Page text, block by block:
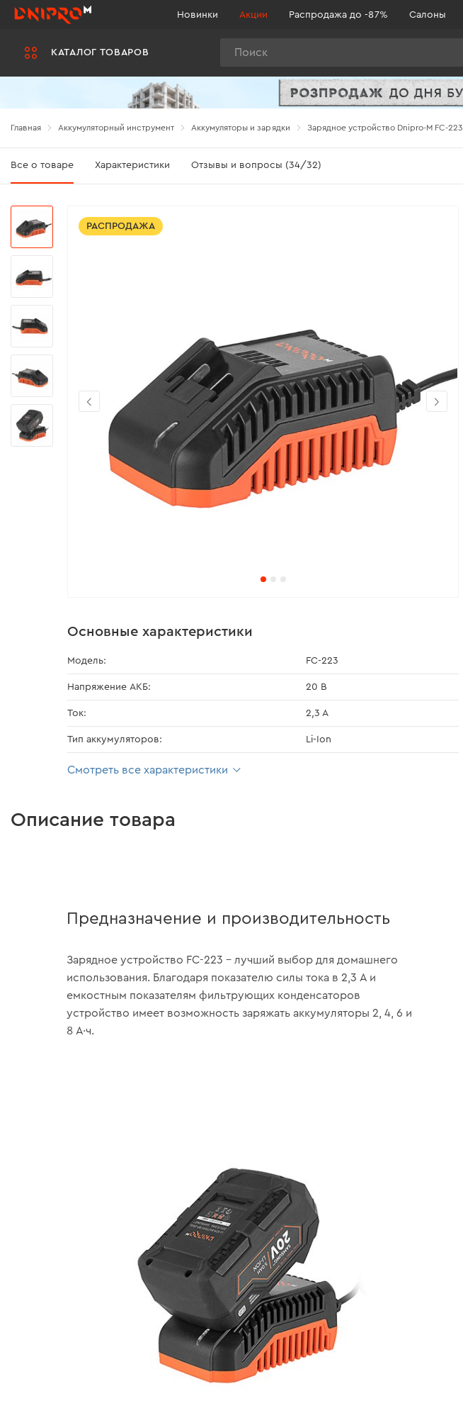
КАТАЛОГ ТОВАРОВ
Новинки Акции Распродажа до -87% Салоны
Главная Аккумуляторный инструмент Аккумуляторы и зарядки Зарядное устройство Dnipro-M FC-223
Все о товаре Характеристики Отзывы и вопросы (34/32)
РАСПРОДАЖА
Основные характеристики
Модель: FC-223
Напряжение АКБ: 20 В
Ток: 2,3 A
Тип аккумуляторов: Li-Ion
Смотреть все характеристики
Описание товара
Предназначение и производительность
Зарядное устройство FC-223 – лучший выбор для домашнего
использования. Благодаря показателю силы тока в 2,3 А и
емкостным показателям фильтрующих конденсаторов
устройство имеет возможность заряжать аккумуляторы 2, 4, 6 и
8 А·ч.